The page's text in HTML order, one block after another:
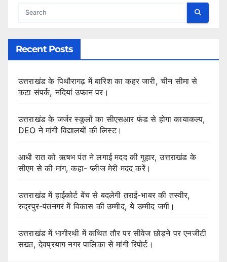
Recent Posts
उत्तराखंड के पिथौरागढ़ में बारिश का कहर जारी, चीन सीमा से
कटा संपर्क, नदियां उफान पर।
उत्तराखंड के जर्जर स्कूलों का सीएसआर फंड से होगा कायाकल्प,
DEO ने मांगी विद्यालयों की लिस्ट।
आधी रात को ऋषभ पंत ने लगाई मदद की गुहार, उत्तराखंड के
सीएम से की मांग, कहा- प्लीज मेरी मदद करें।
उत्तराखंड में हाईकोर्ट बेंच से बदलेगी तराई-भाबर की तस्वीर,
रुद्रपुर-पंतनगर में विकास की उम्मीद, ये उम्मीद जगी।
उत्तराखंड में भागीरथी में कथित तौर पर सीवेज छोड़ने पर एनजीटी
सख्त, देवप्रयाग नगर पालिका से मांगी रिपोर्ट।